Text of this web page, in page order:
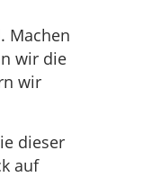
Machen
wir die
wir
dieser
auf